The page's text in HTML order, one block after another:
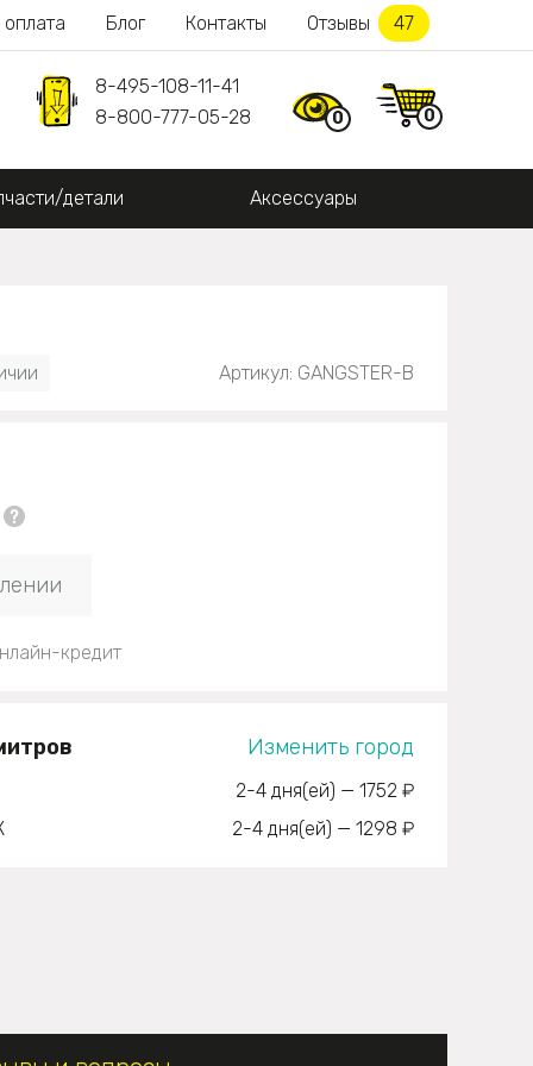
Блог Контакты Отзывы 47
8-495-108-11-41
8-800-777-05-28
0 0
детали Аксессуары
Артикул: GANGSTER-B
кредит
Изменить город
1752 ₽
—
2-4 дня(ей)
1298 ₽
—
2-4 дня(ей)